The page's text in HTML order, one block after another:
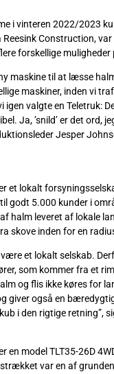
i vinteren 2022/2023
Construction,
forskellige
maskine til at læsse
maskiner, inden vi
igen valgte en Teletruk:
Ja, ’snild’ er det ord,
Jesper
et lokalt
godt 5.000 kunder i
halm leveret af lokale
skove inden for en
et lokalt selskab.
som kommer fra et
og flis ikke køres for
giver også en
i den rigtige retning”,
en model TLT35-26D
var en af